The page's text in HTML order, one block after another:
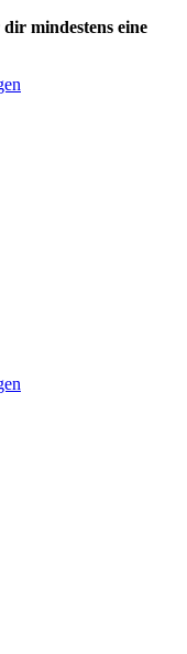
mindestens eine